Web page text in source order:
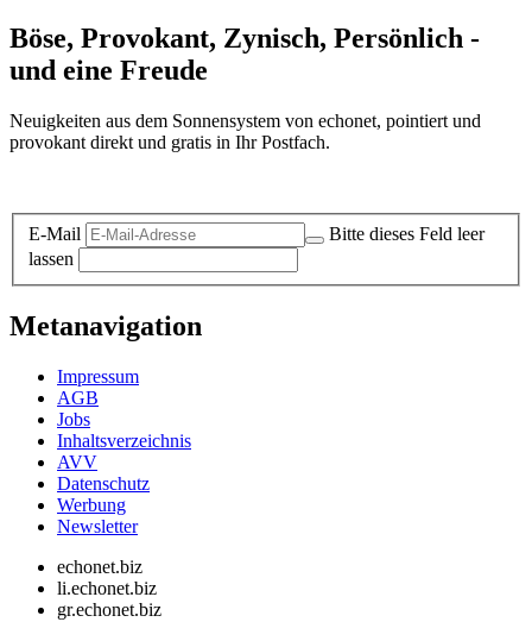
Böse, Provokant, Zynisch, Persönlich -
und eine Freude
Neuigkeiten aus dem Sonnensystem von echonet, pointiert und
provokant direkt und gratis in Ihr Postfach.
E-Mail
Bitte dieses Feld leer
lassen
Metanavigation
Impressum
AGB
Jobs
Inhaltsverzeichnis
AVV
Datenschutz
Werbung
Newsletter
echonet.biz
li.echonet.biz
gr.echonet.biz